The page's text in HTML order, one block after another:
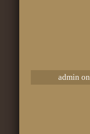
admin